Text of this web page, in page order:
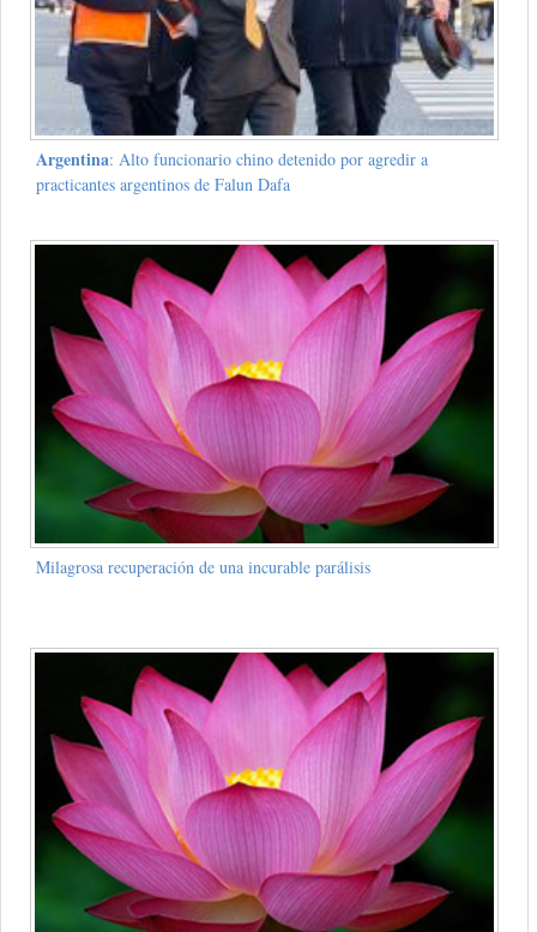
Argentina: Alto funcionario chino detenido por agredir a
practicantes argentinos de Falun Dafa
Milagrosa recuperación de una incurable parálisis